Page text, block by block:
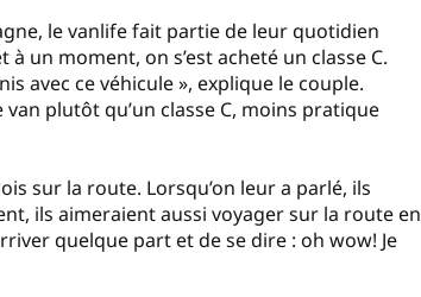
le vanlife fait partie de leur quotidien
un moment, on s’est acheté un classe C.
avec ce véhicule », explique le couple.
plutôt qu’un classe C, moins pratique
sur la route. Lorsqu’on leur a parlé, ils
ils aimeraient aussi voyager sur la route en
quelque part et de se dire : oh wow! Je